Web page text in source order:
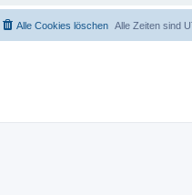
Alle Zeiten sind
Alle Cookies löschen